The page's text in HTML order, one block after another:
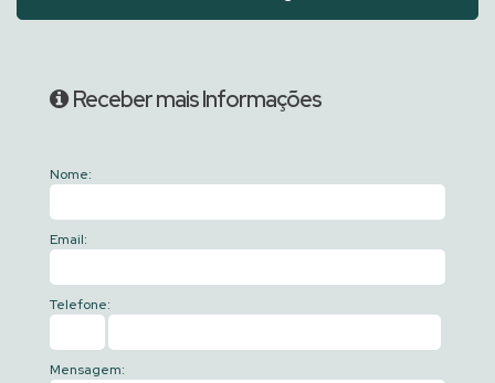
Receber mais Informações
Nome:
Email:
Telefone:
Mensagem: